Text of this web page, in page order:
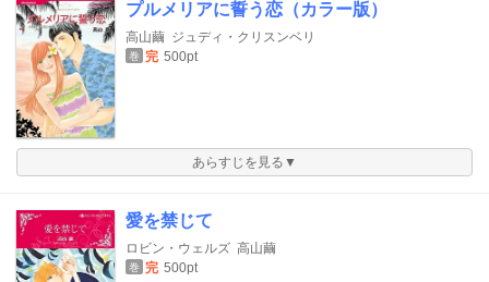
プルメリアに誓う恋（カラー版）
高山繭 ジュディ・クリスンベリ
巻 完 500pt
あらすじを見る▼
愛を禁じて
ロビン・ウェルズ 高山繭
巻 完 500pt